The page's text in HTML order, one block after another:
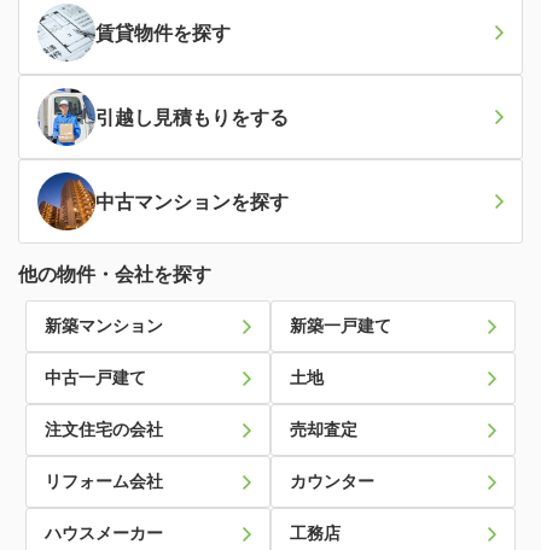
賃貸物件を探す
引越し見積もり をする
中古マンションを探す
他の物件・会社を探す
新築マンション 新築一戸建て
中古一戸建て 土地
注文住宅の会社 売却査定
リフォーム会社 カウンター
ハウスメーカー 工務店